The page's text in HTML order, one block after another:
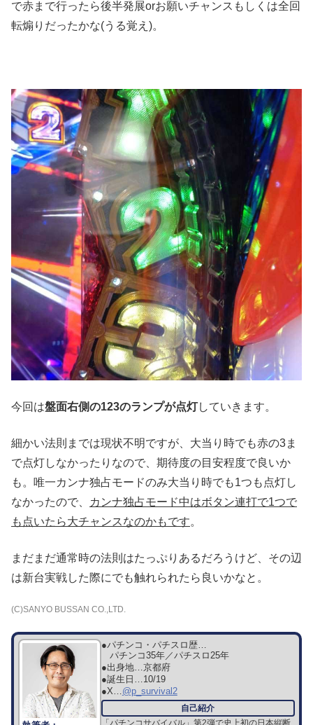
で赤まで行ったら後半発展orお願いチャンスもしくは全回
転煽りだったかな(うる覚え)。
今回は盤面右側の123のランプが点灯していきます。
細かい法則までは現状不明ですが、大当り時でも赤の3ま
で点灯しなかったりなので、期待度の目安程度で良いか
も。唯一カンナ独占モードのみ大当り時でも1つも点灯し
なかったので、
カンナ独占モード中はボタン連打で1つで
も点いたら大チャンスなのかもです。
まだまだ通常時の法則はたっぷりあるだろうけど、その辺
は新台実戦した際にでも触れられたら良いかなと。
(C)SANYO BUSSAN CO.,LTD.
●パチンコ・パチスロ歴…
パチンコ35年／パチスロ25年
●出身地…京都府
●誕生日…10/19
●X…@p_survival2
「パチンコサバイバル」第2弾で史上初の日本縦断